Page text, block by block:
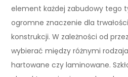
element każdej zabudowy tego
ogromne znaczenie dla
konstrukcji. W zależności od
wybierać między różnymi
hartowane czy laminowane.